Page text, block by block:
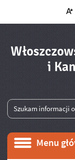
i
Wyszukiwana fraza
MenuMenu